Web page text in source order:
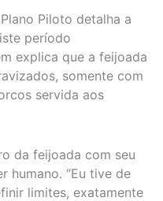
Piloto detalha a
período
explica que a feijoada
somente com
servida aos
da feijoada com seu
humano. “Eu tive de
limites, exatamente